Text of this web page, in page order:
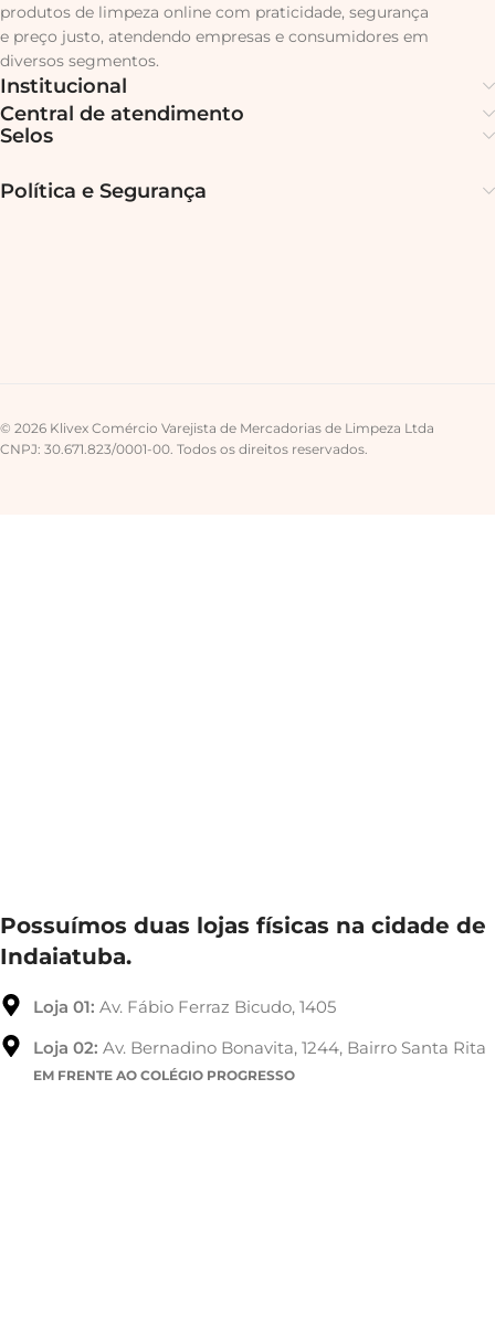
produtos de limpeza online com praticidade, segurança
e preço justo, atendendo empresas e consumidores em
diversos segmentos.
Institucional
Central de atendimento
Selos
Política e Segurança
© 2026 Klivex Comércio Varejista de Mercadorias de Limpeza Ltda
CNPJ: 30.671.823/0001-00. Todos os direitos reservados.
Possuímos duas lojas físicas na cidade de
Indaiatuba.
Loja 01: Av. Fábio Ferraz Bicudo, 1405
Loja 02: Av. Bernadino Bonavita, 1244, Bairro Santa Rita
EM FRENTE AO COLÉGIO PROGRESSO